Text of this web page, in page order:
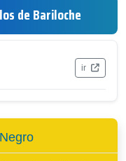
de Bariloche
ir